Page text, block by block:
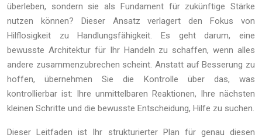
überleben, sondern sie als Fundament für zukünftige Stärke
nutzen können? Dieser Ansatz verlagert den Fokus von
Hilflosigkeit zu Handlungsfähigkeit. Es geht darum, eine
bewusste Architektur für Ihr Handeln zu schaffen, wenn alles
andere zusammenzubrechen scheint. Anstatt auf Besserung zu
hoffen, übernehmen Sie die Kontrolle über das, was
kontrollierbar ist: Ihre unmittelbaren Reaktionen, Ihre nächsten
kleinen Schritte und die bewusste Entscheidung, Hilfe zu suchen.
Dieser Leitfaden ist Ihr strukturierter Plan für genau diesen